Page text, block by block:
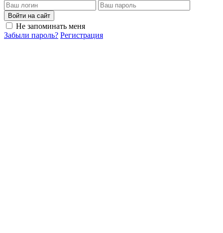
Войти на сайт
Не запоминать меня
Забыли пароль? Регистрация